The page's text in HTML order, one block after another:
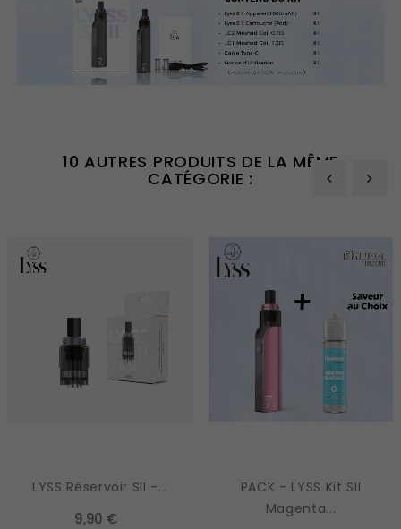
10 AUTRES PRODUITS DE LA MÊME
CATÉGORIE :
LYSS Réservoir SII -...
9,90 €
PACK - LYSS Kit SII
Magenta...